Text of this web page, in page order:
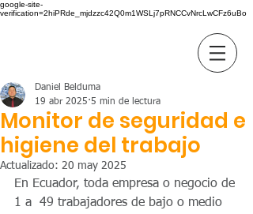
google-site-
verification=2hiPRde_mjdzzc42Q0m1WSLj7pRNCCvNrcLwCFz6uBo
Monitor de seguridad e
higiene del trabajo
Daniel Belduma
19 abr 2025 5 min de lectura
Actualizado: 20 may 2025
En Ecuador, toda empresa o negocio de
1 a  49 trabajadores de bajo o medio